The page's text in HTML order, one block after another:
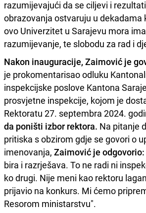
razumijevajući da se ciljevi i
obrazovanja ostvaruju u dekadama
ovo Univerzitet u Sarajevu mora
razumijevanje, te slobodu za rad i
Nakon inauguracije, Zaimović je
je prokomentarisao odluku
inspekcijske poslove Kantona
prosvjetne inspekcije, kojom je
Rektoratu 27. septembra 2024.
da poništi izbor rektora. Na pitanje
pritiska s obzirom gdje se govori o
imenovanja, Zaimović je odgovorio:
bira i razrješava. To ne radi ni
ko drugi. Nije meni kao rektoru
prijavio na konkurs. Mi ćemo
Resorom ministarstvu".